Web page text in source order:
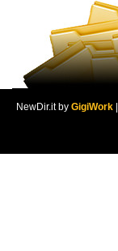
NewDir.it by GigiWork